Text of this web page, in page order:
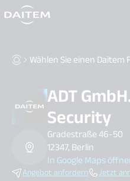
search.label
Wählen Sie einen
ADT
Security
Gradestraße 46-50
12347, Berlin
In Google Maps
Angebot anfordern Jetzt